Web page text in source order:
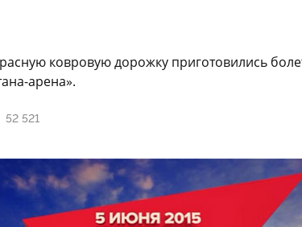
ковровую дорожку приготовились
арена».
52 521